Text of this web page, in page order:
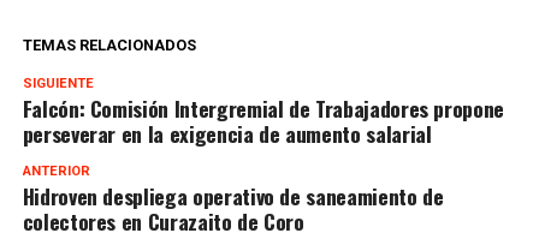
TEMAS RELACIONADOS
SIGUIENTE
Falcón: Comisión Intergremial de Trabajadores propone
perseverar en la exigencia de aumento salarial
ANTERIOR
Hidroven despliega operativo de saneamiento de
colectores en Curazaito de Coro